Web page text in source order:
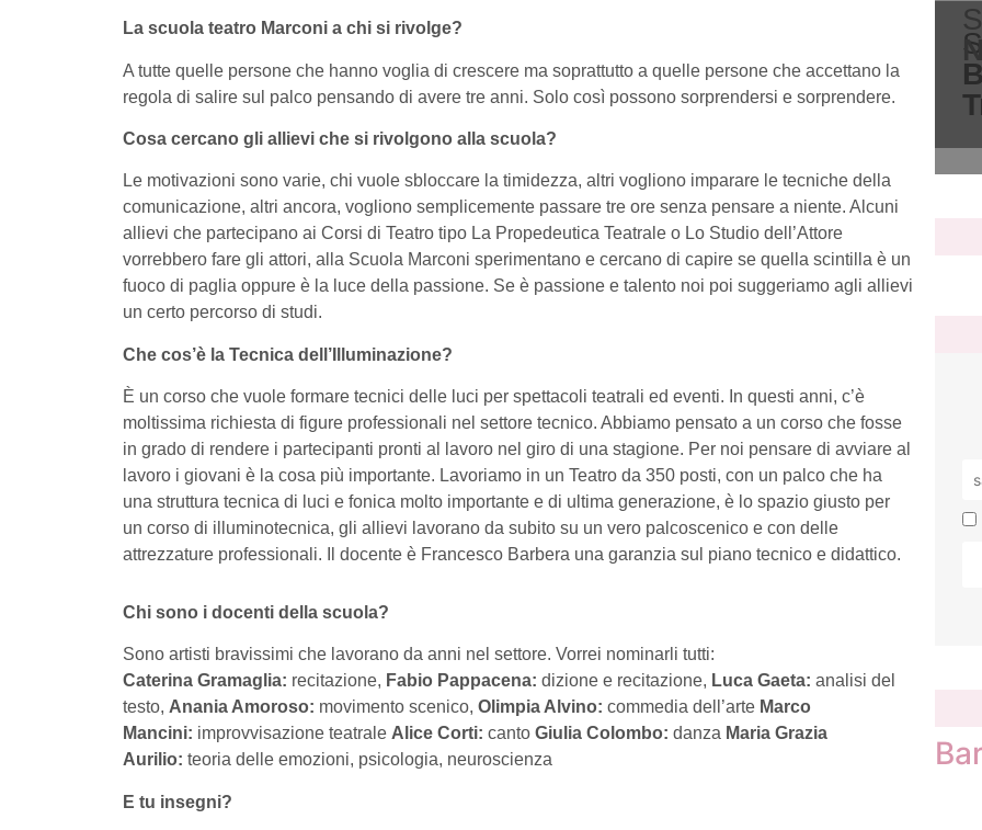
La scuola teatro Marconi a chi si rivolge?
A tutte quelle persone che hanno voglia di crescere ma soprattutto a quelle persone che accettano la
regola di salire sul palco pensando di avere tre anni. Solo così possono sorprendersi e sorprendere.
Cosa cercano gli allievi che si rivolgono alla scuola?
Le motivazioni sono varie, chi vuole sbloccare la timidezza, altri vogliono imparare le tecniche della
comunicazione, altri ancora, vogliono semplicemente passare tre ore senza pensare a niente. Alcuni
allievi che partecipano ai Corsi di Teatro tipo La Propedeutica Teatrale o Lo Studio dell’Attore
vorrebbero fare gli attori, alla Scuola Marconi sperimentano e cercano di capire se quella scintilla è un
fuoco di paglia oppure è la luce della passione. Se è passione e talento noi poi suggeriamo agli allievi
un certo percorso di studi.
Che cos’è la Tecnica dell’Illuminazione?
È un corso che vuole formare tecnici delle luci per spettacoli teatrali ed eventi. In questi anni, c’è
moltissima richiesta di figure professionali nel settore tecnico. Abbiamo pensato a un corso che fosse
in grado di rendere i partecipanti pronti al lavoro nel giro di una stagione. Per noi pensare di avviare al
lavoro i giovani è la cosa più importante. Lavoriamo in un Teatro da 350 posti, con un palco che ha
una struttura tecnica di luci e fonica molto importante e di ultima generazione, è lo spazio giusto per
un corso di illuminotecnica, gli allievi lavorano da subito su un vero palcoscenico e con delle
attrezzature professionali. Il docente è Francesco Barbera una garanzia sul piano tecnico e didattico.
Chi sono i docenti della scuola?
Sono artisti bravissimi che lavorano da anni nel settore. Vorrei nominarli tutti:
Caterina Gramaglia: recitazione, Fabio Pappacena: dizione e recitazione, Luca Gaeta: analisi del
testo, Anania Amoroso: movimento scenico, Olimpia Alvino: commedia dell’arte Marco
Mancini: improvvisazione teatrale Alice Corti: canto Giulia Colombo: danza Maria Grazia
Aurilio: teoria delle emozioni, psicologia, neuroscienza
E tu insegni?